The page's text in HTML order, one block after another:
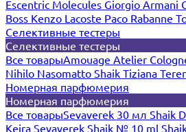
Escentric Molecules Giorgio Armani
Boss Kenzo Lacoste Paco Rabanne
Селективные тестеры
Селективные тестеры
Все товарыAmouage Atelier
Nihilo Nasomatto Shaik Tiziana
Номерная парфюмерия
Номерная парфюмерия
Все товарыSevaverek 30 мл Shaik
Keira Sevaverek Shaik № 10 ml